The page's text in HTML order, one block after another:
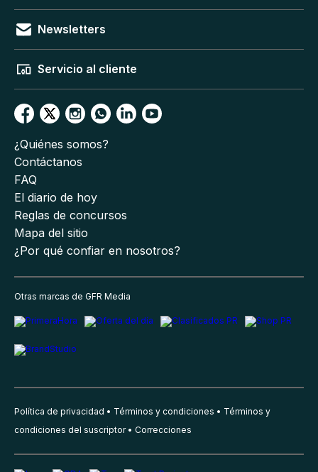
Newsletters
Servicio al cliente
¿Quiénes somos?
Contáctanos
FAQ
El diario de hoy
Reglas de concursos
Mapa del sitio
¿Por qué confiar en nosotros?
Otras marcas de GFR Media
Política de privacidad Términos y condiciones
Términos y
condiciones del suscriptor
Correcciones